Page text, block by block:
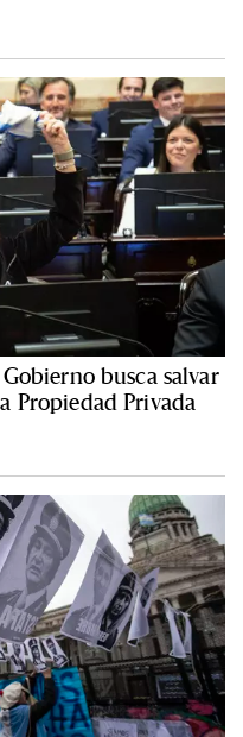
busca salvar
Propiedad Privada